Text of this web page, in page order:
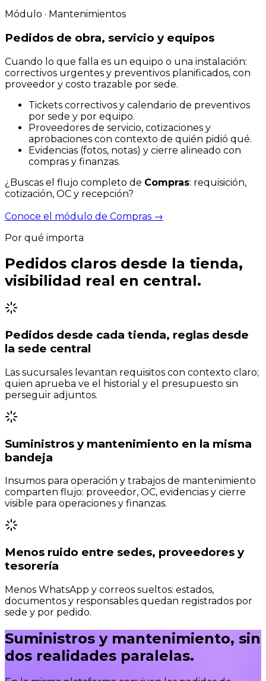
Módulo · Mantenimientos
Pedidos de obra, servicio y equipos
Cuando lo que falla es un equipo o una instalación:
correctivos urgentes y preventivos planificados, con
proveedor y costo trazable por sede.
Tickets correctivos y calendario de preventivos
por sede y por equipo.
Proveedores de servicio, cotizaciones y
aprobaciones con contexto de quién pidió qué.
Evidencias (fotos, notas) y cierre alineado con
compras y finanzas.
¿Buscas el flujo completo de Compras: requisición,
cotización, OC y recepción?
Conoce el módulo de Compras →
Por qué importa
Pedidos claros desde la tienda,
visibilidad real en central.
Pedidos desde cada tienda, reglas desde
la sede central
Las sucursales levantan requisitos con contexto claro;
quien aprueba ve el historial y el presupuesto sin
perseguir adjuntos.
Suministros y mantenimiento en la misma
bandeja
Insumos para operación y trabajos de mantenimiento
comparten flujo: proveedor, OC, evidencias y cierre
visible para operaciones y finanzas.
Menos ruido entre sedes, proveedores y
tesorería
Menos WhatsApp y correos sueltos: estados,
documentos y responsables quedan registrados por
sede y por pedido.
Suministros y mantenimiento, sin
dos realidades paralelas.